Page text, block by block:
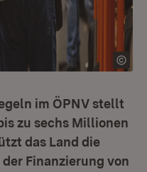
im ÖPNV stellt
zu sechs Millionen
das Land die
Finanzierung von